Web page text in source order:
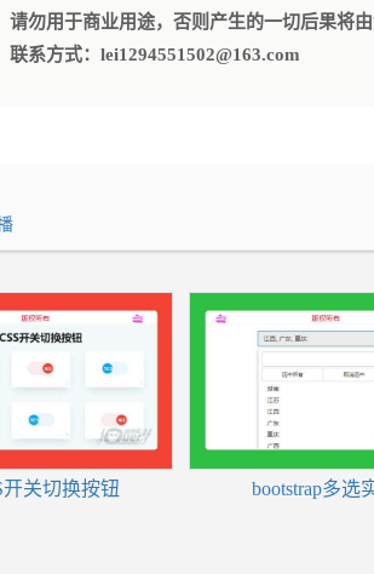
勿用于商业用途，否则产生的一切后果将由
系方式：lei1294551502@163.com
开关切换按钮 bootstrap多选